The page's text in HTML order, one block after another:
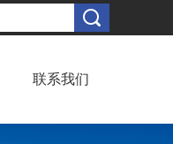
联系我们